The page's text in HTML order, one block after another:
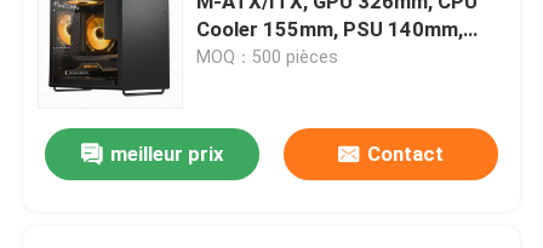
Cooler 155mm, PSU 140mm,
Options de double panneau
MOQ：500 pièces
meilleur prix Contact